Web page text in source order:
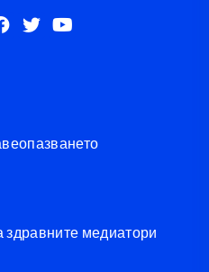
медиатори